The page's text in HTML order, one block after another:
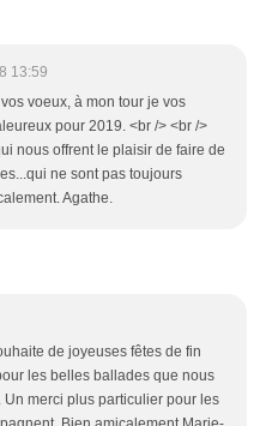
13:59
voeux, à mon tour je vos
pour 2019. <br /> <br />
nous offrent le plaisir de faire de
ne sont pas toujours
Agathe.
de joyeuses fêtes de fin
les belles ballades que nous
merci plus particulier pour les